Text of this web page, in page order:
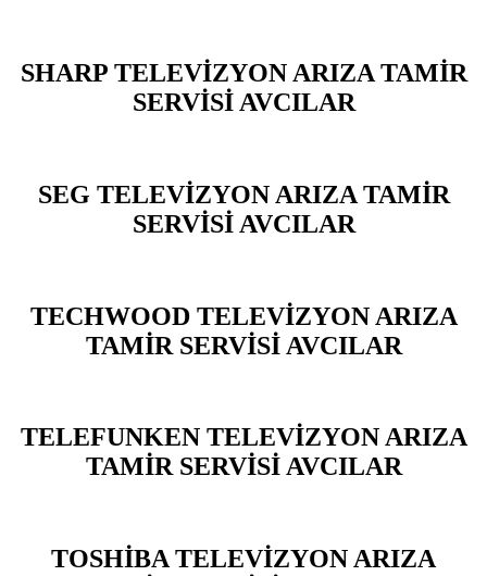
SHARP TELEVİZYON ARIZA TAMİR
SERVİSİ AVCILAR
SEG TELEVİZYON ARIZA TAMİR
SERVİSİ AVCILAR
TECHWOOD TELEVİZYON ARIZA
TAMİR SERVİSİ AVCILAR
TELEFUNKEN TELEVİZYON ARIZA
TAMİR SERVİSİ AVCILAR
TOSHİBA TELEVİZYON ARIZA